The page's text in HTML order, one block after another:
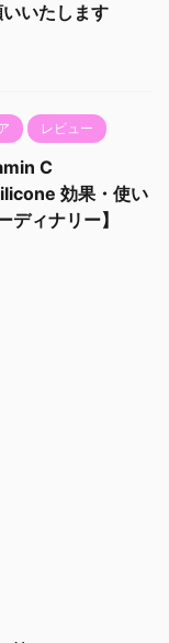
いたします
レビュー
C
効果・使い
ディナリー】